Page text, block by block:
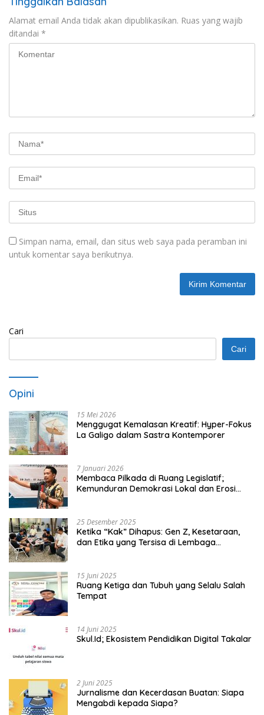
Alamat email Anda tidak akan dipublikasikan. Ruas yang wajib
ditandai *
Simpan nama, email, dan situs web saya pada peramban ini
untuk komentar saya berikutnya.
Cari
Cari
Opini
15 Mei 2026
Menggugat Kemalasan Kreatif: Hyper-Fokus
La Galigo dalam Sastra Kontemporer
7 Januari 2026
Membaca Pilkada di Ruang Legislatif;
Kemunduran Demokrasi Lokal dan Erosi
25 Desember 2025
Ketika “Kak” Dihapus: Gen Z, Kesetaraan,
dan Etika yang Tersisa di Lembaga
15 Juni 2025
Ruang Ketiga dan Tubuh yang Selalu Salah
Tempat
14 Juni 2025
Skul.Id; Ekosistem Pendidikan Digital Takalar
2 Juni 2025
Jurnalisme dan Kecerdasan Buatan: Siapa
Mengabdi kepada Siapa?